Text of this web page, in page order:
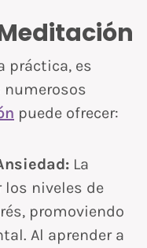
práctica, es
puede ofrecer:
La
los niveles de
promoviendo
Al aprender a